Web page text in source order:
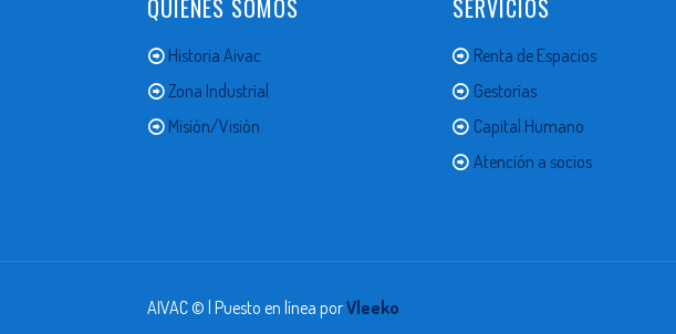
QUIÉNES SOMOS
Historia Aivac
Zona Industrial
Misión/Visión
SERVICIOS
Renta de Espacios
Gestorías
Capital Humano
Atención a socios
AIVAC © | Puesto en línea porVleeko